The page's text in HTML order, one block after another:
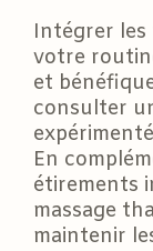
Intégrer les
votre
et
consulter
En
étirements
massage
maintenir